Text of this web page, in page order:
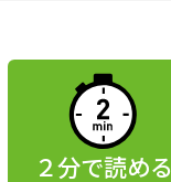
２分で読める